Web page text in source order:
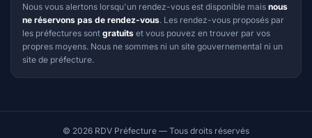
Nous vous alertons lorsqu'un rendez-vous est disponible mais nous
ne réservons pas de rendez-vous. Les rendez-vous proposés par
les préfectures sont gratuits et vous pouvez en trouver par vos
propres moyens. Nous ne sommes ni un site gouvernemental ni un
site de préfecture.
© 2026 RDV Préfecture — Tous droits réservés